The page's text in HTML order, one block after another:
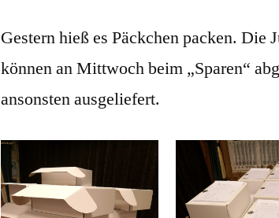
Gestern hieß es Päckchen packen. Die
können an Mittwoch beim „Sparen“
ansonsten ausgeliefert.